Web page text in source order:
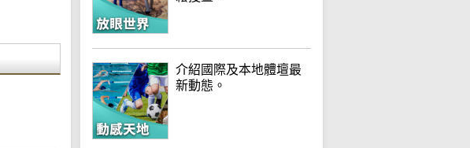
介紹國際及本地體壇最
新動態。